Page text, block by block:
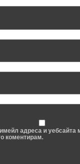
адреса и уебсайта
коментирам.